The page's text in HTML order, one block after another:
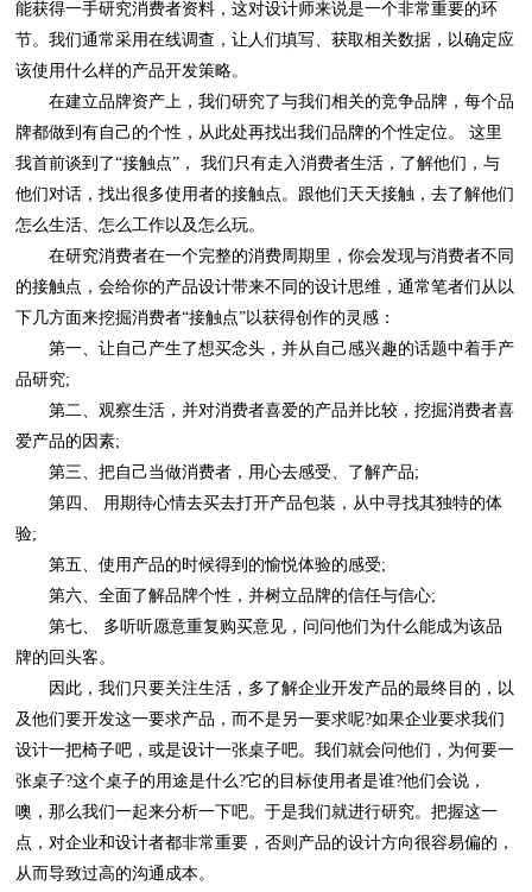
该使用什么样的产品开发策略。
怎么生活、怎么工作以及怎么玩。
下几方面来挖掘消费者“接触点”以获得创作的灵感：
品研究;
爱产品的因素;
第三、把自己当做消费者，用心去感受、了解产品;
验;
第五、使用产品的时候得到的愉悦体验的感受;
第六、全面了解品牌个性，并树立品牌的信任与信心;
牌的回头客。
从而导致过高的沟通成本。